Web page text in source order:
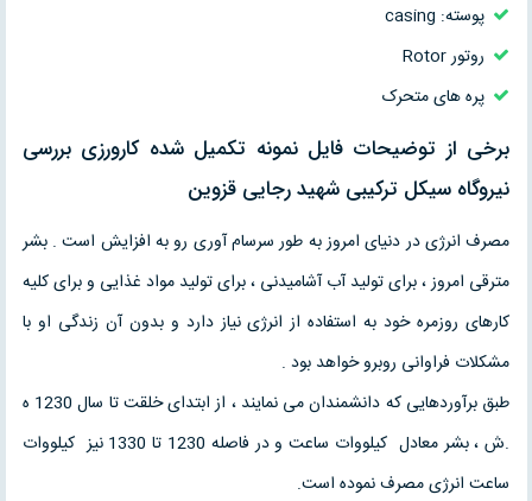
پوسته: casing
روتور Rotor
پره های متحرک
برخی از توضیحات فایل نمونه تکمیل شده کارورزی بررسی
نيروگاه سيکل ترکيبی شهيد رجايی قزوين
مصرف انرژی در دنیای امروز به طور سرسام آوری رو به افزایش است . بشر
مترقی امروز ، برای تولید آب آشامیدنی ، برای تولید مواد غذایی و برای کلیه
کارهای روزمره خود به استفاده از انرژی نیاز دارد و بدون آن زندگی او با
مشکلات فراوانی روبرو خواهد بود .
طبق برآوردهایی که دانشمندان می نمایند ، از ابتدای خلقت تا سال 1230 ه
.ش ، بشر معادل کیلووات ساعت و در فاصله 1230 تا 1330 نیز کیلووات
ساعت انرژی مصرف نموده است.